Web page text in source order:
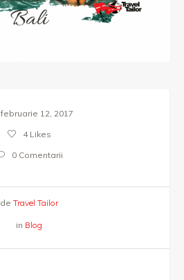
februarie 12, 2017
4Likes
0 Comentarii
de Travel Tailor
in Blog